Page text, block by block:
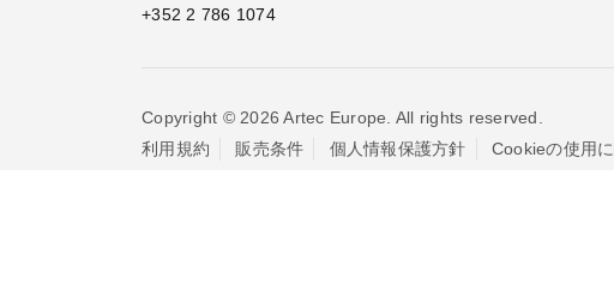
+352 2 786 1074
Copyright © 2026 Artec Europe. All rights reserved.
利用規約
販売条件 個人情報保護方針 Cookieの使用